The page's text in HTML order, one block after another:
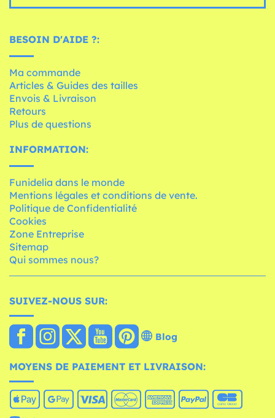
BESOIN D'AIDE ?:
Ma commande
Articles & Guides des tailles
Envois & Livraison
Retours
Plus de questions
INFORMATION:
Funidelia dans le monde
Mentions légales et conditions de vente.
Politique de Confidentialité
Cookies
Zone Entreprise
Sitemap
Qui sommes nous?
SUIVEZ-NOUS SUR:
Blog
MOYENS DE PAIEMENT ET LIVRAISON: